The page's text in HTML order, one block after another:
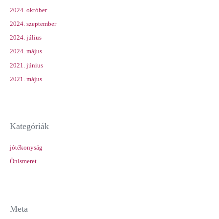
2024. október
2024. szeptember
2024. július
2024. május
2021. június
2021. május
Kategóriák
jótékonyság
Önismeret
Meta